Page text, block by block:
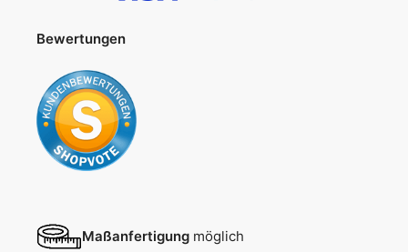
Bewertungen
Maßanfertigung möglich